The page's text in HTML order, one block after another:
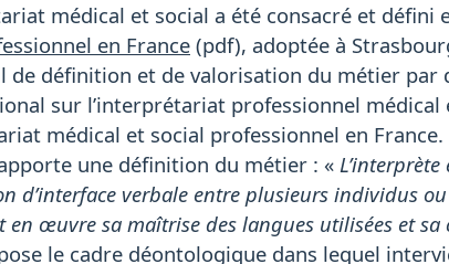
médical et social a été consacré et défini
en France (pdf), adoptée à
de définition et de valorisation du métier
sur l’interprétariat professionnel
médical et social professionnel en France.
une définition du métier : «
d’interface verbale entre plusieurs individus
en œuvre sa maîtrise des langues utilisées et
le cadre déontologique dans lequel